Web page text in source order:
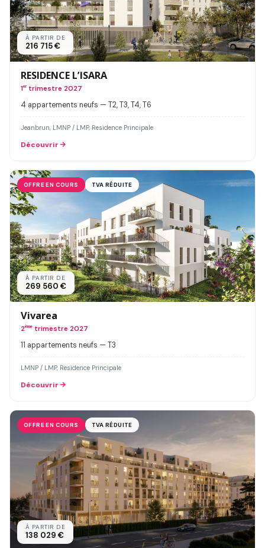
À PARTIR DE
216 715 €
RESIDENCE L’ISARA
1ertrimestre 2027
4 appartements neufs — T2, T3, T4, T6
Jeanbrun, LMNP / LMP, Residence Principale
Découvrir
OFFRE EN COURS TVA RÉDUITE
À PARTIR DE
269 560 €
Vivarea
2ème trimestre 2027
11 appartements neufs — T3
LMNP / LMP, Residence Principale
Découvrir
OFFRE EN COURS TVA RÉDUITE
À PARTIR DE
138 029 €